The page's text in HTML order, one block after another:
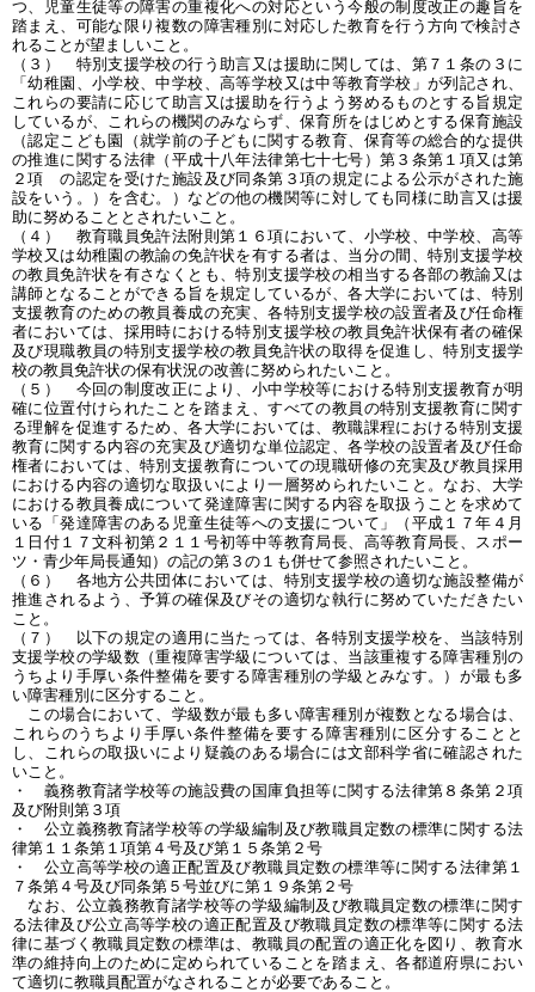
つ、児童生徒等の障害の重複化への対応という今般の制度改正の趣旨を
踏まえ、可能な限り複数の障害種別に対応した教育を行う方向で検討さ
れることが望ましいこと。
（３） 特別支援学校の行う助言又は援助に関しては、第７１条の３に
「幼稚園、小学校、中学校、高等学校又は中等教育学校」が列記され、
これらの要請に応じて助言又は援助を行うよう努めるものとする旨規定
しているが、これらの機関のみならず、保育所をはじめとする保育施設
（認定こども園（就学前の子どもに関する教育、保育等の総合的な提供
の推進に関する法律（平成十八年法律第七十七号）第３条第１項又は第
２項 の認定を受けた施設及び同条第３項の規定による公示がされた施
設をいう。）を含む。）などの他の機関等に対しても同様に助言又は援
助に努めることとされたいこと。
（４） 教育職員免許法附則第１６項において、小学校、中学校、高等
学校又は幼稚園の教諭の免許状を有する者は、当分の間、特別支援学校
の教員免許状を有さなくとも、特別支援学校の相当する各部の教諭又は
講師となることができる旨を規定しているが、各大学においては、特別
支援教育のための教員養成の充実、各特別支援学校の設置者及び任命権
者においては、採用時における特別支援学校の教員免許状保有者の確保
及び現職教員の特別支援学校の教員免許状の取得を促進し、特別支援学
校の教員免許状の保有状況の改善に努められたいこと。
（５） 今回の制度改正により、小中学校等における特別支援教育が明
確に位置付けられたことを踏まえ、すべての教員の特別支援教育に関す
る理解を促進するため、各大学においては、教職課程における特別支援
教育に関する内容の充実及び適切な単位認定、各学校の設置者及び任命
権者においては、特別支援教育についての現職研修の充実及び教員採用
における内容の適切な取扱いにより一層努められたいこと。なお、大学
における教員養成について発達障害に関する内容を取扱うことを求めて
いる「発達障害のある児童生徒等への支援について」（平成１７年４月
１日付１７文科初第２１１号初等中等教育局長、高等教育局長、スポー
ツ・青少年局長通知）の記の第３の１も併せて参照されたいこと。
（６） 各地方公共団体においては、特別支援学校の適切な施設整備が
推進されるよう、予算の確保及びその適切な執行に努めていただきたい
こと。
（７） 以下の規定の適用に当たっては、各特別支援学校を、当該特別
支援学校の学級数（重複障害学級については、当該重複する障害種別の
うちより手厚い条件整備を要する障害種別の学級とみなす。）が最も多
い障害種別に区分すること。
この場合において、学級数が最も多い障害種別が複数となる場合は、
これらのうちより手厚い条件整備を要する障害種別に区分することと
し、これらの取扱いにより疑義のある場合には文部科学省に確認された
いこと。
・ 義務教育諸学校等の施設費の国庫負担等に関する法律第８条第２項
及び附則第３項
・ 公立義務教育諸学校等の学級編制及び教職員定数の標準に関する法
律第１１条第１項第４号及び第１５条第２号
・ 公立高等学校の適正配置及び教職員定数の標準等に関する法律第１
７条第４号及び同条第５号並びに第１９条第２号
なお、公立義務教育諸学校等の学級編制及び教職員定数の標準に関す
る法律及び公立高等学校の適正配置及び教職員定数の標準等に関する法
律に基づく教職員定数の標準は、教職員の配置の適正化を図り、教育水
準の維持向上のために定められていることを踏まえ、各都道府県におい
て適切に教職員配置がなされることが必要であること。